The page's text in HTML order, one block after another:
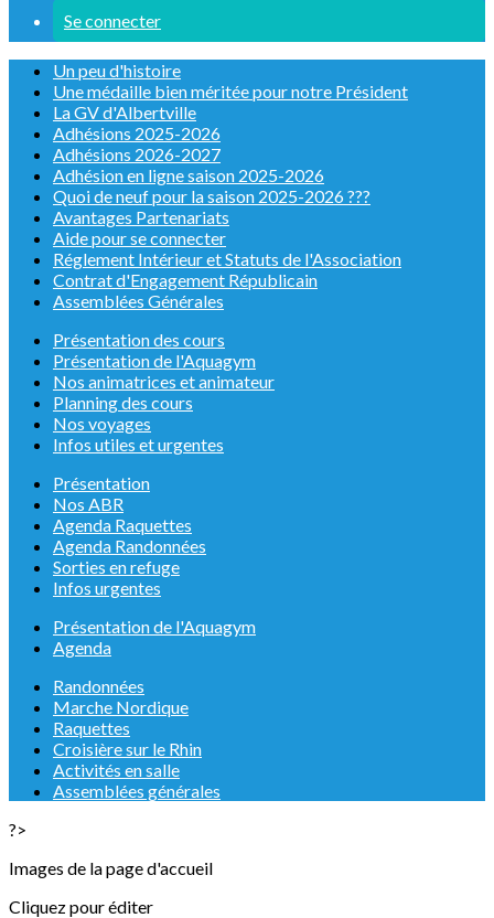
Se connecter
Un peu d'histoire
Une médaille bien méritée pour notre Président
La GV d'Albertville
Adhésions 2025-2026
Adhésions 2026-2027
Adhésion en ligne saison 2025-2026
Quoi de neuf pour la saison 2025-2026 ???
Avantages Partenariats
Aide pour se connecter
Réglement Intérieur et Statuts de l'Association
Contrat d'Engagement Républicain
Assemblées Générales
Présentation des cours
Présentation de l'Aquagym
Nos animatrices et animateur
Planning des cours
Nos voyages
Infos utiles et urgentes
Présentation
Nos ABR
Agenda Raquettes
Agenda Randonnées
Sorties en refuge
Infos urgentes
Présentation de l'Aquagym
Agenda
Randonnées
Marche Nordique
Raquettes
Croisière sur le Rhin
Activités en salle
Assemblées générales
?>
Images de la page d'accueil
Cliquez pour éditer